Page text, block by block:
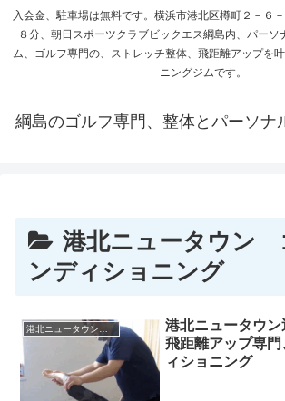
入会金、駐車場は無料です。横浜市港北区樽町２－６
８分、朝日スポーツクラブビックエス綱島内、パーソ
ム、ゴルフ専門の、ストレッチ整体、飛距離アップを
ニングジムです。
綱島のゴルフ専門、整体とパーソナ
港北ニュータウン
ンディショニング
港北ニュータウ
飛距離アップ専
ィショニング